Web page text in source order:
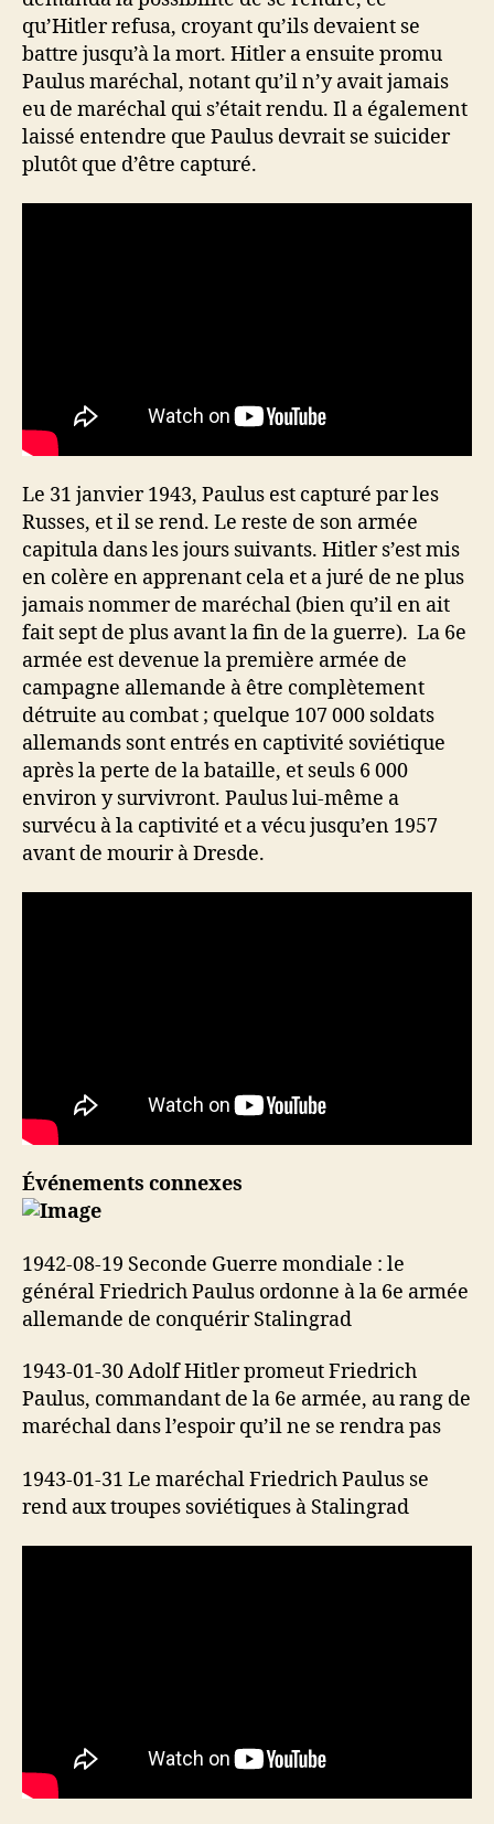
qu’Hitler refusa, croyant qu’ils devaient se
battre jusqu’à la mort. Hitler a ensuite promu
Paulus maréchal, notant qu’il n’y avait jamais
eu de maréchal qui s’était rendu. Il a également
laissé entendre que Paulus devrait se suicider
plutôt que d’être capturé.
Le 31 janvier 1943, Paulus est capturé par les
Russes, et il se rend. Le reste de son armée
capitula dans les jours suivants. Hitler s’est mis
en colère en apprenant cela et a juré de ne plus
jamais nommer de maréchal (bien qu’il en ait
fait sept de plus avant la fin de la guerre). La 6e
armée est devenue la première armée de
campagne allemande à être complètement
détruite au combat ; quelque 107 000 soldats
allemands sont entrés en captivité soviétique
après la perte de la bataille, et seuls 6 000
environ y survivront. Paulus lui-même a
survécu à la captivité et a vécu jusqu’en 1957
avant de mourir à Dresde.
Événements connexes
1942-08-19 Seconde Guerre mondiale : le
général Friedrich Paulus ordonne à la 6e armée
allemande de conquérir Stalingrad
1943-01-30 Adolf Hitler promeut Friedrich
Paulus, commandant de la 6e armée, au rang de
maréchal dans l’espoir qu’il ne se rendra pas
1943-01-31 Le maréchal Friedrich Paulus se
rend aux troupes soviétiques à Stalingrad